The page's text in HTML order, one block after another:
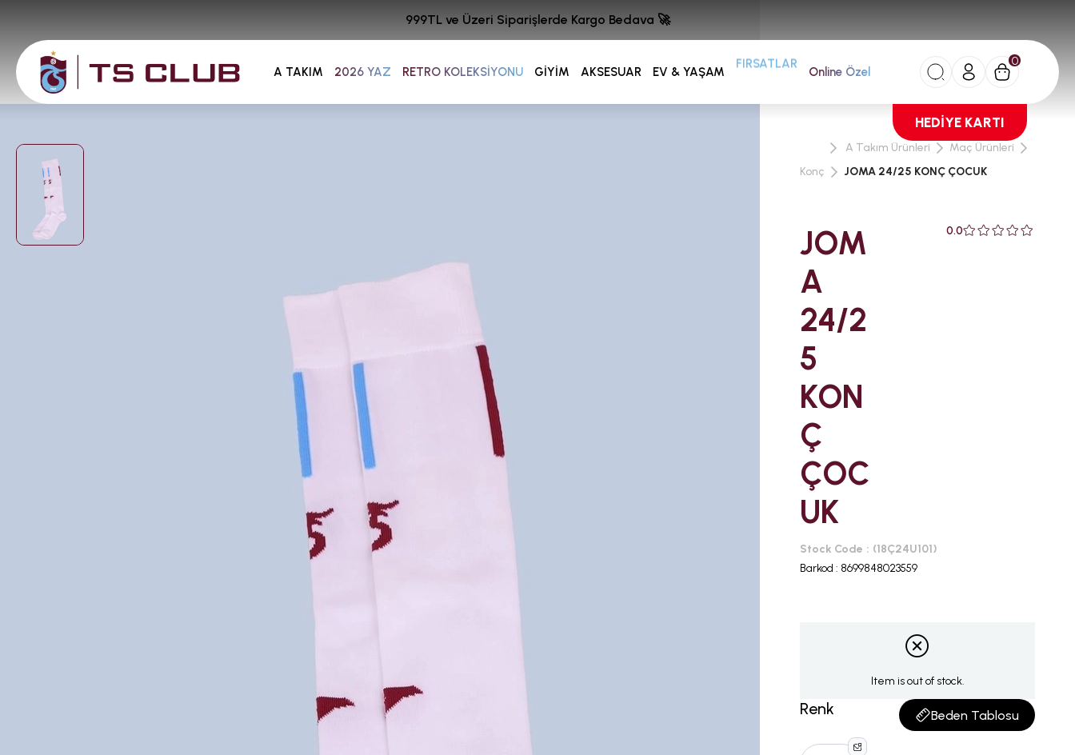
A TAKIM 2026 YAZ RETRO KOLEKSİYONU GİYİM AKSESUAR EV & YAŞAM FIRSATLAR Online Özel
0
HEDİYE KARTI
999TL ve Üzeri Siparişlerde Kargo Bedava 🚀
A Takım Ürünleri
Maç Ürünleri
Konç
JOMA 24/25 KONÇ ÇOCUK
JOM
A
24/2
5
KON
Ç
ÇOC
UK
0.0
Stock Code
(18Ç24U101)
Barkod : 8699848023559
Item is out of stock.
Renk Beden Tablosu